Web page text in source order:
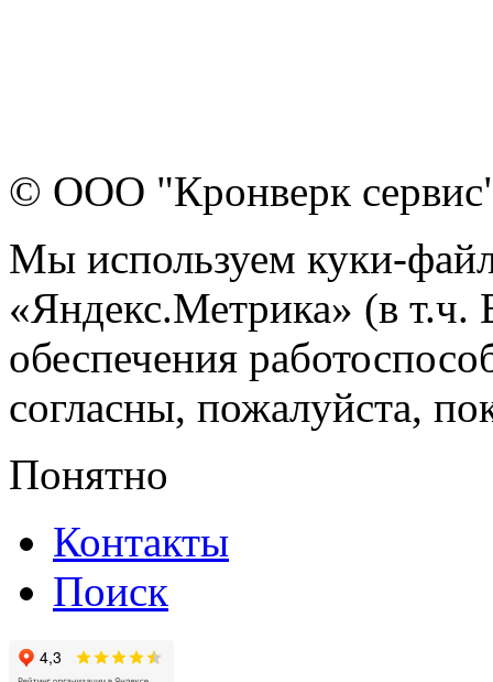
© ООО "Кронверк
Мы используем куки-
«Яндекс.Метрика» (в т.ч.
обеспечения
согласны, пожалуйста,
Понятно
Контакты
Поиск